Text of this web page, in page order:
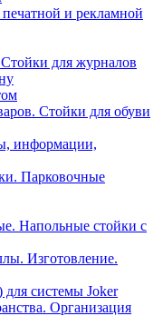
и рекламной
для журналов
Стойки для обуви
информации,
Парковочные
Напольные стойки с
Изготовление.
системы Joker
Организация